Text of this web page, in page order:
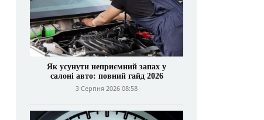
Як усунути неприємний запах у
салоні авто: повний гайд 2026
3 Серпня 2026 08:58